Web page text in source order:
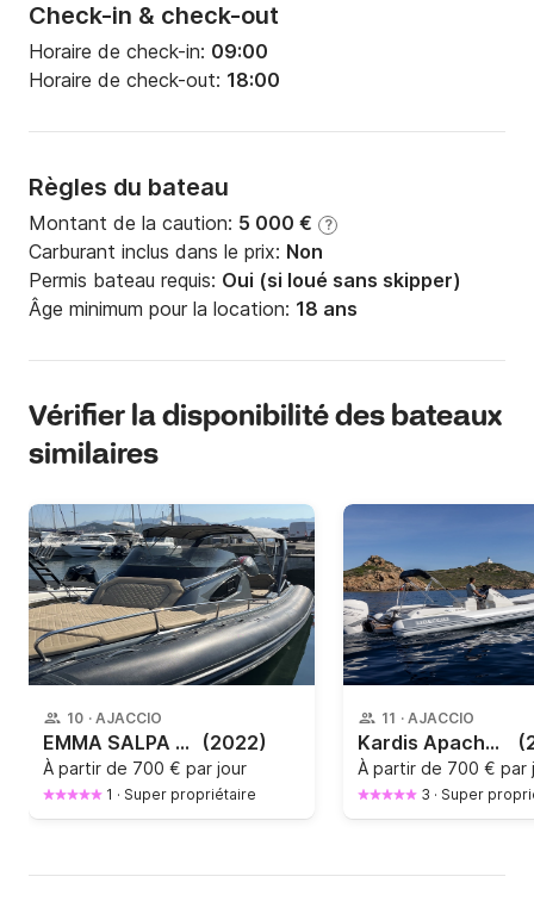
Check-in & check-out
Horaire de check-in: 09:00
Horaire de check-out: 18:00
Règles du bateau
Montant de la caution: 5 000 € ?
Carburant inclus dans le prix: Non
Permis bateau requis: Oui (si loué sans skipper)
Âge minimum pour la location: 18 ans
Vérifier la disponibilité des bateaux
similaires
10 · AJACCIO
EMMA SALPA 30 (2022)
À partir de 700 € par jour
1 · Super propriétaire
11 · AJACCIO
Kardis Apache 880
À partir de 700 € par
3 · Super